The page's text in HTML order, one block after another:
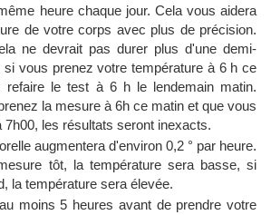
heure chaque jour. Cela vous aidera
de votre corps avec plus de précision.
ne devrait pas durer plus d'une demi-
si vous prenez votre température à 6 h ce
refaire le test à 6 h le lendemain matin.
la mesure à 6h ce matin et que vous
7h00, les résultats seront inexacts.
augmentera d'environ 0,2 ° par heure.
tôt, la température sera basse, si
la température sera élevée.
moins 5 heures avant de prendre votre